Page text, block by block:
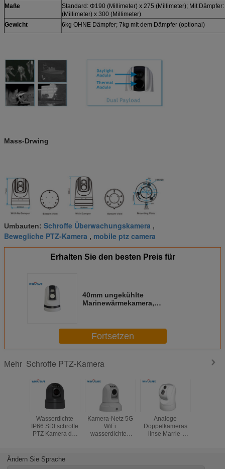
Maße
Standard: Φ190 (Millimeter) x 275 (Millimeter); Mit
(Millimeter) x 300 (Millimeter)
Gewicht
6kg OHNE Dämpfer; 7kg mit dem Dämpfer (optional)
Mass-Drwing
Umbauten: Schroffe Überwachungskamera ,
Bewegliche PTZ-Kamera , mobile ptz camera
Erhalten Sie den besten Preis für
40mm ungekühlte
Marinewärmekamera,
Fortsetzen
Mehr Schroffe PTZ-Kamera
Wasserdichte
IP66 SDI schroffe
PTZ Kamera der
Entsprechungs-
Kamera-Netz 5G
WiFi
wasserdichtes
Analoge
Doppelkameras
linse Marrie-
Ändern Sie Sprache